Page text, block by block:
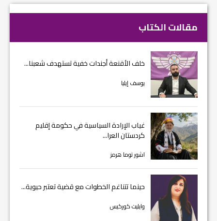
مقالات الكتاب
خلف الأقنعة أجندات خفية تستهدف شعبنا...
يوسف إيليا
غياب الإرادة السياسية في حكومة إقليم
كردستان العرا...
اشور توما هرمز
حينما تتناغم الخطوات مع قضية تعتبر حيوية...
وايليت كوركيس